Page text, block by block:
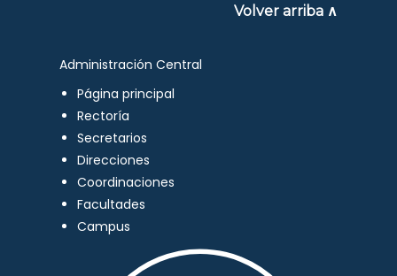
Volver arriba ∧
Administración Central
Página principal
Rectoría
Secretarios
Direcciones
Coordinaciones
Facultades
Campus